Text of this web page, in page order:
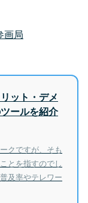
画局
ット・デメ
ールを紹介
クですが、そも
とを指すのでし
及率やテレワー